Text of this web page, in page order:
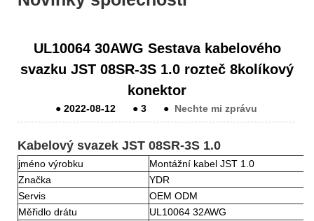
UL10064 30AWG Sestava kabelového
svazku JST 08SR-3S 1.0 rozteč 8kolíkový
konektor
●2022-08-12 ●3 ● Nechte mi zprávu
Kabelový svazek JST 08SR-3S 1.0
jméno výrobku
Montážní kabel JST 1.0
Značka
YDR
Servis
OEM ODM
Měřidlo drátu
UL10064 32AWG